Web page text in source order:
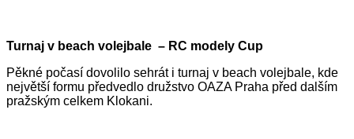
Turnaj v beach volejbale – RC modely Cup
Pěkné počasí dovolilo sehrát i turnaj v beach volejbale, kde
největší formu předvedlo družstvo OAZA Praha před dalším
pražským celkem Klokani.